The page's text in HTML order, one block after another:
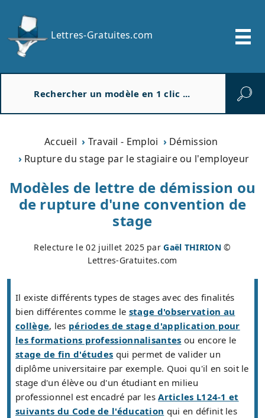
Lettres-Gratuites.com
Accueil Travail - Emploi
Démission
Rupture du stage par le stagiaire ou l'employeur
Modèles de lettre de démission ou
de rupture d'une convention de
stage
Relecture le02 juillet 2025parGaël THIRION©
Lettres-Gratuites.com
Il existe différents types de stages avec des finalités
bien différentes comme le stage d'observation au
collège, les périodes de stage d'application pour
les formations professionnalisantes ou encore le
stage de fin d'études qui permet de valider un
diplôme universitaire par exemple. Quoi qu'il en soit le
stage d'un élève ou d'un étudiant en milieu
professionnel est encadré par lesArticles L124-1 et
suivants du Code de l'éducation qui en définit les